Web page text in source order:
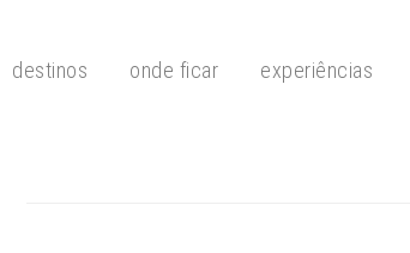
destinos onde ficar experiências